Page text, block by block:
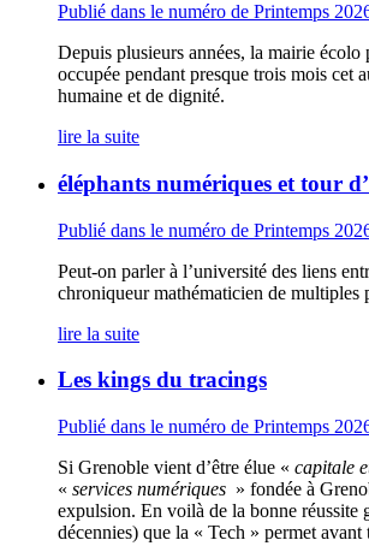
Publié dans le numéro de Printemps
Depuis plusieurs années, la mairie écolo
occupée pendant presque trois mois cet
humaine et de dignité.
lire la suite
éléphants numériques et tour
Publié dans le numéro de Printemps
Peut-on parler à l’université des liens
chroniqueur mathématicien de multiples
lire la suite
Les kings du tracings
Publié dans le numéro de Printemps
Si Grenoble vient d’être élue « capitale
« services numériques » fondée à
expulsion. En voilà de la bonne réussite
décennies) que la « Tech » permet